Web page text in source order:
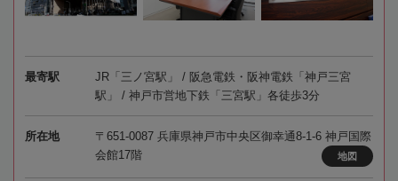
最寄駅
JR「三ノ宮駅」 / 阪急電鉄・阪神電鉄「神戸三宮
駅」 / 神戸市営地下鉄「三宮駅」各徒歩3分
所在地
〒651-0087 兵庫県神戸市中央区御幸通8-1-6 神戸国際
会館17階
地図